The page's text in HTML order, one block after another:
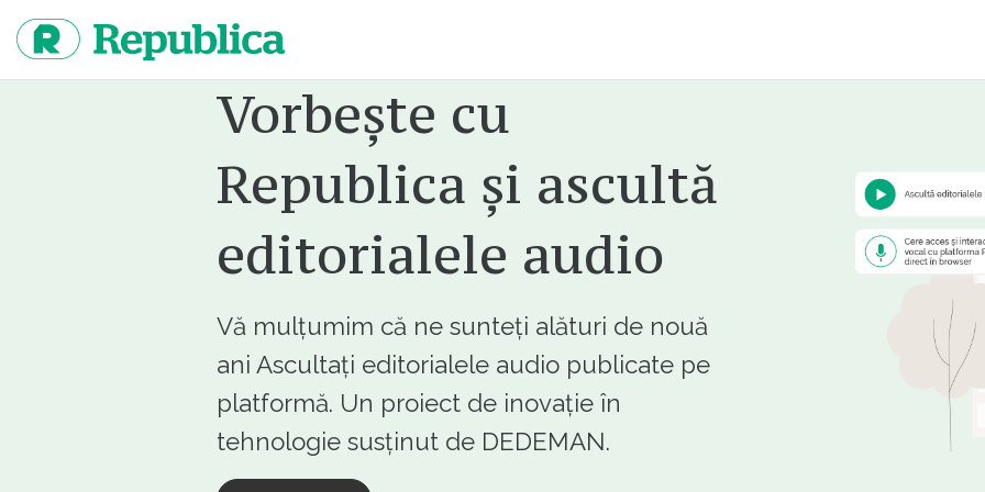
continut
Vorbește cu
Republica și ascultă
editorialele audio
Vă mulțumim că ne sunteți alături de nouă
ani Ascultați editorialele audio publicate pe
platformă. Un proiect de inovație în
tehnologie susținut de DEDEMAN.